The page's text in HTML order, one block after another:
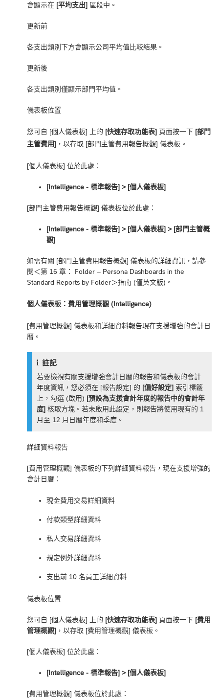
會顯示在 [平均支出] 區段中。
更新前
各支出類別下方會顯示公司平均值比較結果。
更新後
各支出類別僅顯示部門平均值。
儀表板位置
您可自 [個人儀表板] 上的 [快速存取功能表] 頁面按一下 [部門
主管費用] ，以存取 [部門主管費用報告概觀] 儀表板。
[個人儀表板] 位於此處：
[Intelligence - 標準報告] ‎> [個人儀表板]
[部門主管費用報告概觀] 儀表板位於此處：
[Intelligence - 標準報告] ‎> [個人儀表板] > [部門主管概
觀]
如需有關 [部門主管費用報告概觀] 儀表板的詳細資訊，請參
閱＜第 16 章： Folder – Persona Dashboards in the
Standard Reports by Folder＞指南 (僅英文版)。
個人儀表板：費用管理概觀 (Intelligence)
[費用管理概觀] 儀表板和詳細資料報告現在支援增強的會計日
曆。
註記
若要檢視有關支援增強會計日曆的報告和儀表板的會計
年度資訊，您必須在 [報告設定] 的 [偏好設定] 索引標籤
上，勾選 (啟用) [預設為支援會計年度的報告中的會計年
度] 核取方塊。若未啟用此設定，則報告將使用現有的 1
月至 12 月日曆年度和季度。
詳細資料報告
[費用管理概觀] 儀表板的下列詳細資料報告，現在支援增強的
會計日曆：
現金費用交易詳細資料
付款類型詳細資料
私人交易詳細資料
規定例外詳細資料
支出前 10 名員工詳細資料
儀表板位置
您可自 [個人儀表板] 上的 [快速存取功能表] 頁面按一下 [費用
管理概觀] ，以存取 [費用管理概觀] 儀表板。
[個人儀表板] 位於此處：
[Intelligence - 標準報告] ‎> [個人儀表板]
[費用管理概觀] 儀表板位於此處：